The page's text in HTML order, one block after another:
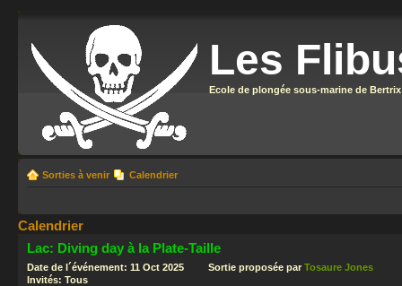
Les
Ecole de plongée sous-marine de Bertrix
Sorties à venir Calendrier
Calendrier
Lac: Diving day à la Plate-Taille
Date de l´événement: 11 Oct 2025 Sortie proposée par Tosaure Jones
Invités: Tous